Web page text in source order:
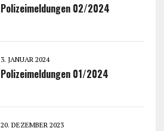
Polizeimeldungen 02/2024
3. JANUAR 2024
Polizeimeldungen 01/2024
20. DEZEMBER 2023